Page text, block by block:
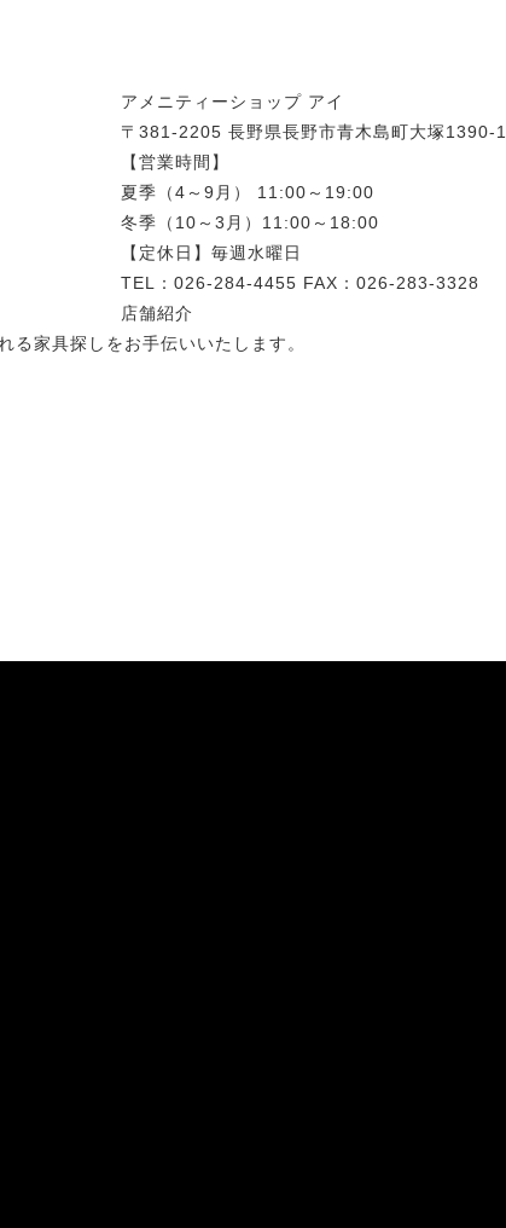
アメニティーショップ アイ
〒381-2205 長野県長野市青木島町大塚1390-1
【営業時間】
夏季（4～9月） 11:00～19:00
冬季（10～3月）11:00～18:00
【定休日】毎週水曜日
TEL：026-284-4455 FAX：026-283-3328
店舗紹介
る家具探しをお手伝いいたします。